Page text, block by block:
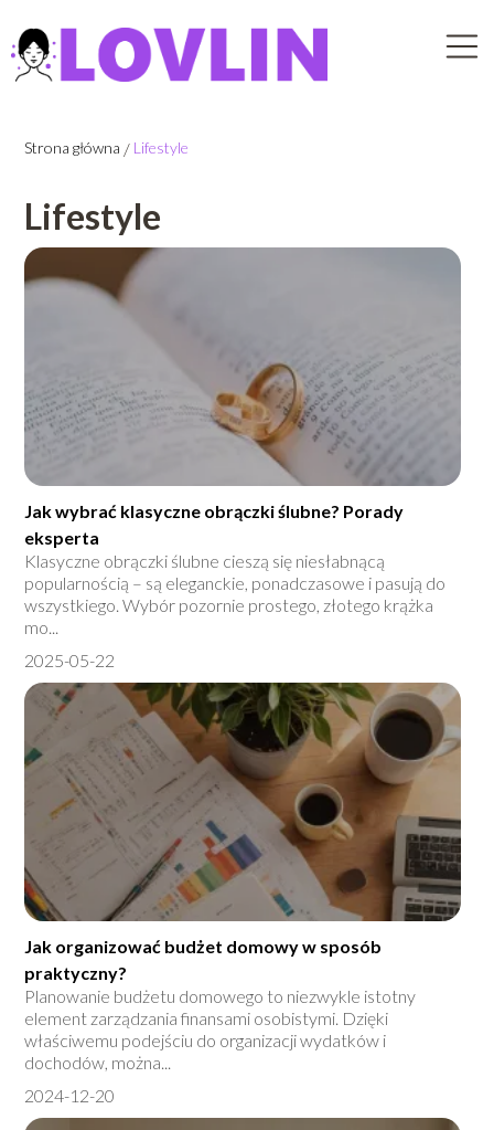
Strona główna / Lifestyle
Lifestyle
Jak wybrać klasyczne obrączki ślubne? Porady
eksperta
Klasyczne obrączki ślubne cieszą się niesłabnącą
popularnością – są eleganckie, ponadczasowe i pasują do
wszystkiego. Wybór pozornie prostego, złotego krążka
mo...
2025-05-22
Jak organizować budżet domowy w sposób
praktyczny?
Planowanie budżetu domowego to niezwykle istotny
element zarządzania finansami osobistymi. Dzięki
właściwemu podejściu do organizacji wydatków i
dochodów, można...
2024-12-20